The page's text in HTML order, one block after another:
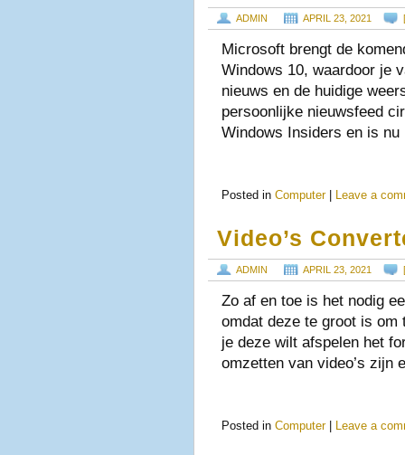
ADMIN APRIL 23, 2021
Microsoft brengt de
Windows 10, waardoor je
nieuws en de huidige
persoonlijke nieuwsfeed
Windows Insiders en is
Posted in Computer Leave a
Video’s
ADMIN APRIL 23, 2021
Zo af en toe is het nodig
omdat deze te groot is om
je deze wilt afspelen het
omzetten van video’s zijn
Posted in Computer Leave a